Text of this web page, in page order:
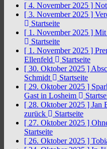
[ 4. November 2025 ]
[ 3. November 2025 ]
Startseite
[ 1. November 2025 ] Mit
Startseite
[ 1. November 2025 ]
Ellenfeld
Startseite
[ 30. Oktober 2025 ]
Schmidt
Startseite
[ 29. Oktober 2025 ]
Gast in Losheim
[ 28. Oktober 2025 ] Jan
zurück
Startseite
[ 27. Oktober 2025 ]
Startseite
[ 26. Oktober 2025 ]